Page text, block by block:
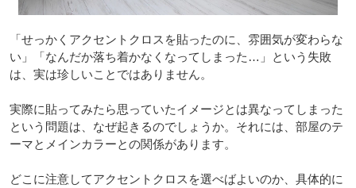
「せっかくアクセントクロスを貼ったのに、雰囲気が変わらな
い」「なんだか落ち着かなくなってしまった…」という失敗
は、実は珍しいことではありません。
実際に貼ってみたら思っていたイメージとは異なってしまった
という問題は、なぜ起きるのでしょうか。それには、部屋のテ
ーマとメインカラーとの関係があります。
どこに注意してアクセントクロスを選べばよいのか、具体的に